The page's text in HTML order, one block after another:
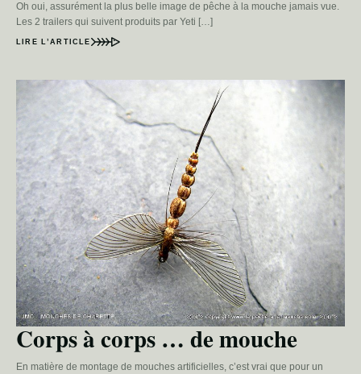
Oh oui, assurément la plus belle image de pêche à la mouche jamais vue.
Les 2 trailers qui suivent produits par Yeti […]
LIRE L’ARTICLE
Corps à corps … de mouche
En matière de montage de mouches artificielles, c’est vrai que pour un